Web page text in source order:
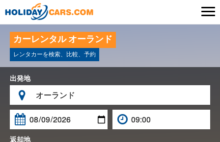
カーレンタル オーランド
レンタカーを検索、比較、予約
出発地


返却地